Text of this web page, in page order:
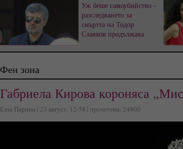
Уж беше самоубийство -
разследването за
смъртта на Тодор
Славков продължава
Фен зона
Габриела Кирова короняса
Елза Парини | 23 август, 12:58 | прочетена: 24800